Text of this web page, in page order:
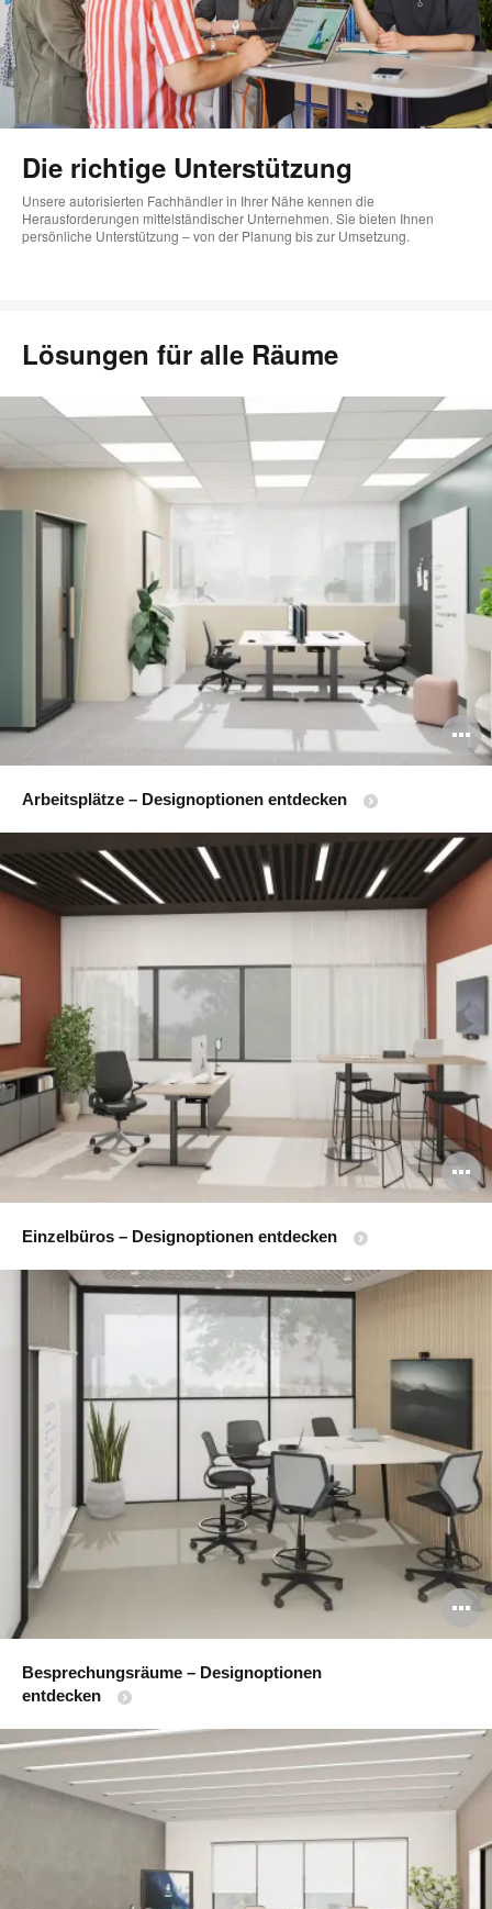
Die richtige Unterstützung
Unsere autorisierten Fachhändler in Ihrer Nähe kennen die
Herausforderungen mittelständischer Unternehmen. Sie bieten Ihnen
persönliche Unterstützung – von der Planung bis zur Umsetzung.
Lösungen für alle Räume​
Arbeitsplätze – Designoptionen entdecken
Einzelbüros – Designoptionen entdecken
Besprechungsräume – Designoptionen
entdecken​